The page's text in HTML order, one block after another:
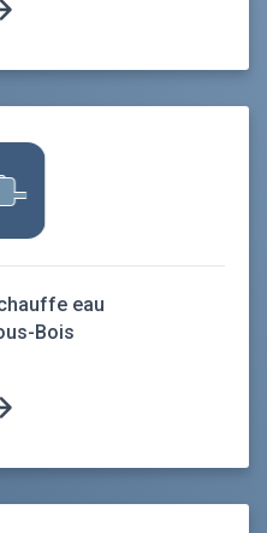
eau
Bois